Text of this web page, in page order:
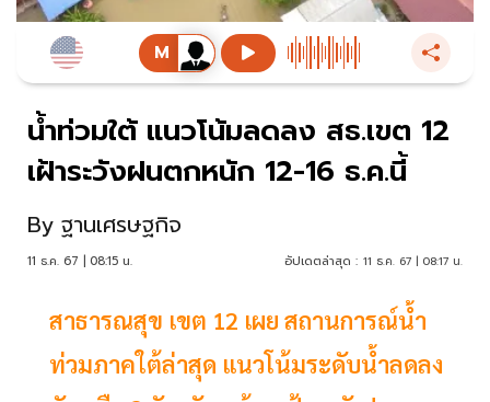
น้ำท่วมใต้ แนวโน้มลดลง สธ.เขต 12
เฝ้าระวังฝนตกหนัก 12-16 ธ.ค.นี้
By ฐานเศรษฐกิจ
11 ธ.ค. 67 | 08:15 น. อัปเดตล่าสุด : 11 ธ.ค. 67 | 08:17 น.
สาธารณสุข เขต 12 เผย สถานการณ์น้ำ
ท่วมภาคใต้ล่าสุด แนวโน้มระดับน้ำลดลง